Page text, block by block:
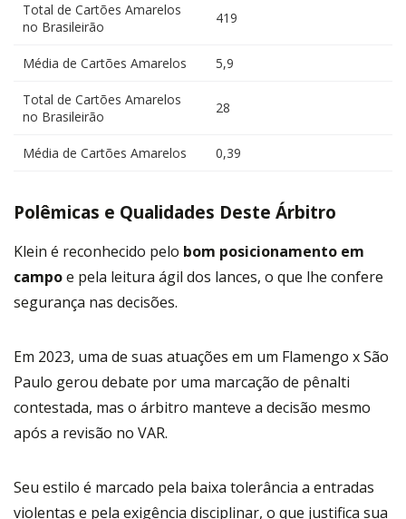
Total de Cartões Amarelos
no Brasileirão
419
Média de Cartões Amarelos 5,9
Total de Cartões Amarelos
no Brasileirão
28
Média de Cartões Amarelos 0,39
Polêmicas e Qualidades Deste Árbitro
Klein é reconhecido pelo bom posicionamento em
campoe pela leitura ágil dos lances, o que lhe confere
segurança nas decisões.
Em 2023, uma de suas atuações em um Flamengo x São
Paulo gerou debate por uma marcação de pênalti
contestada, mas o árbitro manteve a decisão mesmo
após a revisão no VAR.
Seu estilo é marcado pela baixa tolerância a entradas
violentas e pela exigência disciplinar, o que justifica sua